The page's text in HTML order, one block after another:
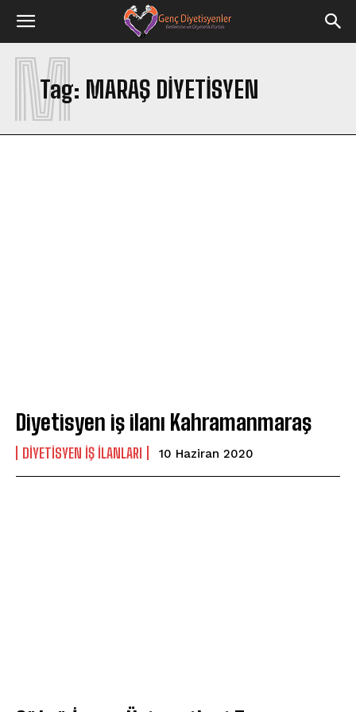
Tag: MARAŞ DIYETISYEN
M
Diyetisyen iş ilanı Kahramanmaraş
DIYETISYEN IŞ ILANLARI 10 Haziran 2020